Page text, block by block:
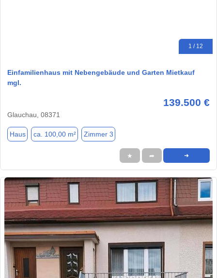
1 / 12
Einfamilienhaus mit Nebengebäude und Garten Mietkauf
mgl.
139.500 €
Glauchau, 08371
Haus ca. 100,00 m² Zimmer 3
★ ➦ ➜